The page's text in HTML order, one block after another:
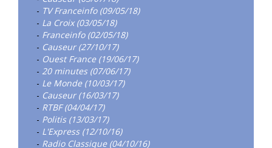
- TV Franceinfo (09/05/18)
- La Croix (03/05/18)
- Franceinfo (02/05/18)
- Causeur (27/10/17)
- Ouest France (19/06/17)
- 20 minutes (07/06/17)
- Le Monde (10/03/17)
- Causeur (16/03/17)
- RTBF (04/04/17)
- Politis (13/03/17)
- L'Express (12/10/16)
- Radio Classique (04/10/16)